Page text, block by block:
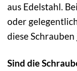
aus Edelstahl.
oder
diese
Sind die